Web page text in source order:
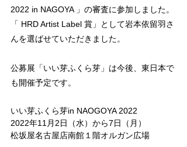
2022 in NAGOYA 」の審査に参加しました。
「 HRD Artist Label 賞」として岩本依留羽さ
んを選ばせていただきました。
公募展「いい芽ふくら芽」は今後、東日本で
も開催予定です。
いい芽ふくら芽in NAOGOYA 2022
2022年11月2日（水）から7日（月）
松坂屋名古屋店南館１階オルガン広場